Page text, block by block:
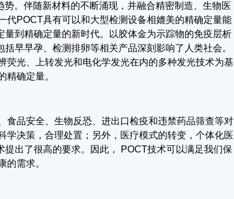
。伴随新材料的不断涌现，并融合精密制造、生物医
代POCT具有可以和大型检测设备相媲美的精确定量能
量到精确定量的新时代。以胶体金为示踪物的免疫层析
括早早孕、检测排卵等相关产品深刻影响了人类社会。
荧光、上转发光和电化学发光在内的多种发光技术为基
精确定量。
食品安全、生物反恐、进出口检疫和违禁药品筛查等对
学决策，合理处置；另外，医疗模式的转变，个体化医
提出了很高的要求。因此， POCT技术可以满足我们保
的需求。